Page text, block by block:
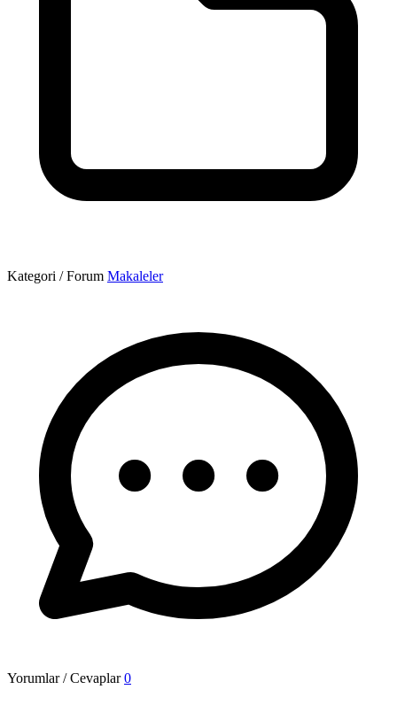
Kategori / Forum Makaleler
Yorumlar / Cevaplar 0